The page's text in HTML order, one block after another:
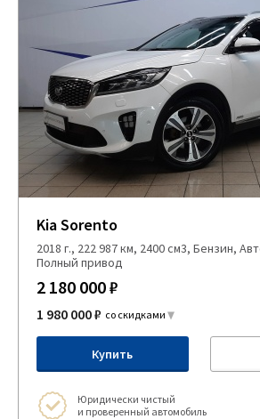
Kia Sorento
2018 г., 222 987 км, 2400 см3, Бензин,
Полный привод
2 180 000 ₽
1 980 000 ₽ со скидками
Купить
Юридически чистый
и проверенный автомобиль